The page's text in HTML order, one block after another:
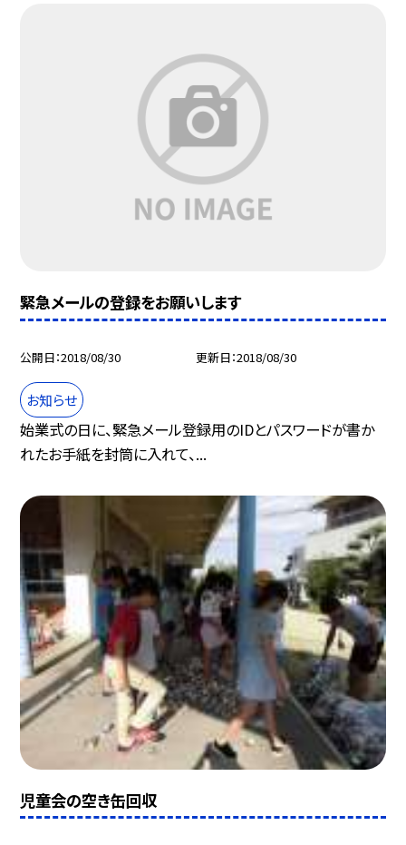
緊急メールの登録をお願いします
公開日 2018/08/30 更新日 2018/08/30
お知らせ
始業式の日に、緊急メール登録用のIDとパスワードが書か
れたお手紙を封筒に入れて、...
児童会の空き缶回収